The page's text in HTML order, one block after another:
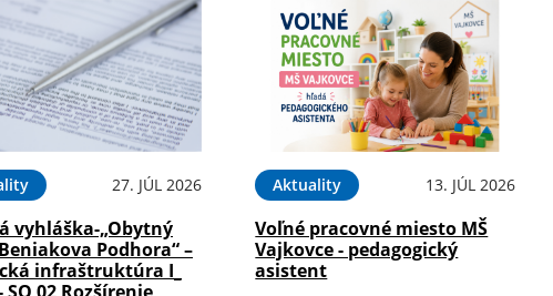
27. JÚL 2026
vyhláška-„Obytný
Podhora“ –
infraštruktúra I_
Aktuality 13. JÚL 2026
Voľné pracovné miesto MŠ
Vajkovce - pedagogický
asistent